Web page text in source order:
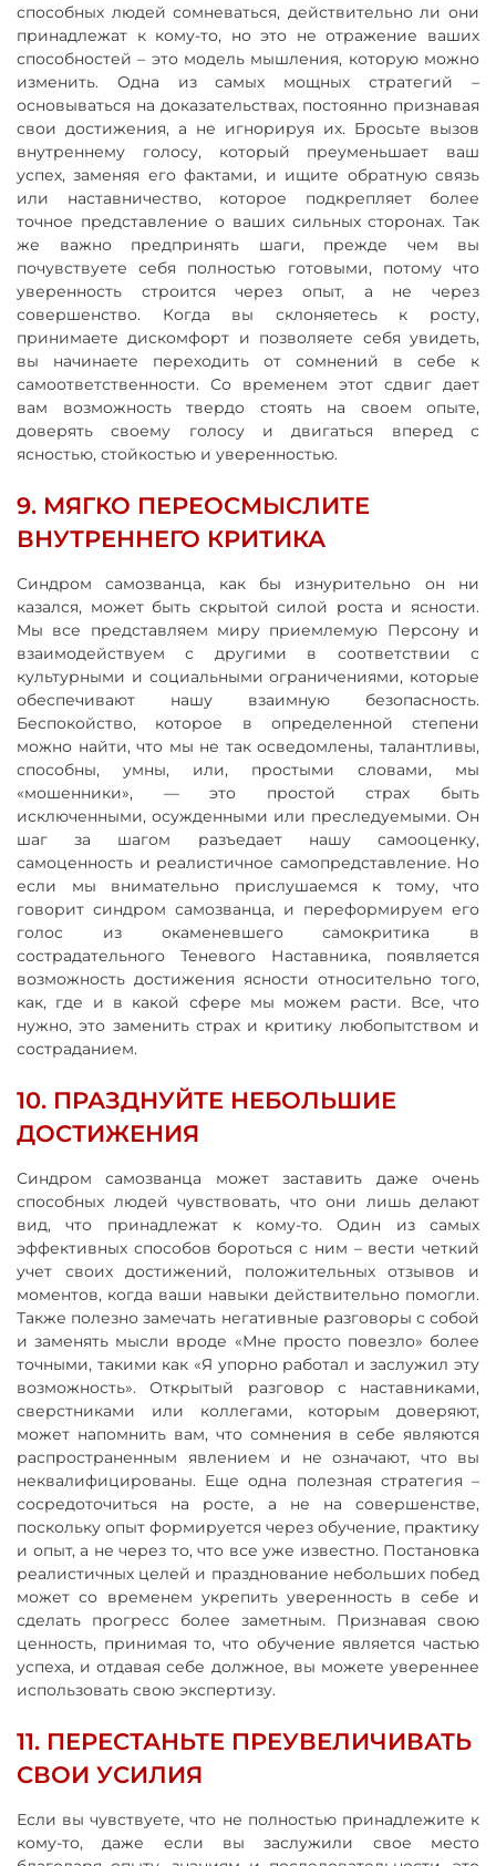
способных людей сомневаться, действительно ли они
принадлежат к кому-то, но это не отражение ваших
способностей – это модель мышления, которую можно
изменить. Одна из самых мощных стратегий –
основываться на доказательствах, постоянно признавая
свои достижения, а не игнорируя их. Бросьте вызов
внутреннему голосу, который преуменьшает ваш
успех, заменяя его фактами, и ищите обратную связь
или наставничество, которое подкрепляет более
точное представление о ваших сильных сторонах. Так
же важно предпринять шаги, прежде чем вы
почувствуете себя полностью готовыми, потому что
уверенность строится через опыт, а не через
совершенство. Когда вы склоняетесь к росту,
принимаете дискомфорт и позволяете себя увидеть,
вы начинаете переходить от сомнений в себе к
самоответственности. Со временем этот сдвиг дает
вам возможность твердо стоять на своем опыте,
доверять своему голосу и двигаться вперед с
ясностью, стойкостью и уверенностью.
9. МЯГКО ПЕРЕОСМЫСЛИТЕ
ВНУТРЕННЕГО КРИТИКА
Синдром самозванца, как бы изнурительно он ни
казался, может быть скрытой силой роста и ясности.
Мы все представляем миру приемлемую Персону и
взаимодействуем с другими в соответствии с
культурными и социальными ограничениями, которые
обеспечивают нашу взаимную безопасность.
Беспокойство, которое в определенной степени
можно найти, что мы не так осведомлены, талантливы,
способны, умны, или, простыми словами, мы
«мошенники», — это простой страх быть
исключенными, осужденными или преследуемыми. Он
шаг за шагом разъедает нашу самооценку,
самоценность и реалистичное самопредставление. Но
если мы внимательно прислушаемся к тому, что
говорит синдром самозванца, и переформируем его
голос из окаменевшего самокритика в
сострадательного Теневого Наставника, появляется
возможность достижения ясности относительно того,
как, где и в какой сфере мы можем расти. Все, что
нужно, это заменить страх и критику любопытством и
состраданием.
10. ПРАЗДНУЙТЕ НЕБОЛЬШИЕ
ДОСТИЖЕНИЯ
Синдром самозванца может заставить даже очень
способных людей чувствовать, что они лишь делают
вид, что принадлежат к кому-то. Один из самых
эффективных способов бороться с ним – вести четкий
учет своих достижений, положительных отзывов и
моментов, когда ваши навыки действительно помогли.
Также полезно замечать негативные разговоры с собой
и заменять мысли вроде «Мне просто повезло» более
точными, такими как «Я упорно работал и заслужил эту
возможность». Открытый разговор с наставниками,
сверстниками или коллегами, которым доверяют,
может напомнить вам, что сомнения в себе являются
распространенным явлением и не означают, что вы
неквалифицированы. Еще одна полезная стратегия –
сосредоточиться на росте, а не на совершенстве,
поскольку опыт формируется через обучение, практику
и опыт, а не через то, что все уже известно. Постановка
реалистичных целей и празднование небольших побед
может со временем укрепить уверенность в себе и
сделать прогресс более заметным. Признавая свою
ценность, принимая то, что обучение является частью
успеха, и отдавая себе должное, вы можете увереннее
использовать свою экспертизу.
11. ПЕРЕСТАНЬТЕ ПРЕУВЕЛИЧИВАТЬ
СВОИ УСИЛИЯ
Если вы чувствуете, что не полностью принадлежите к
кому-то, даже если вы заслужили свое место